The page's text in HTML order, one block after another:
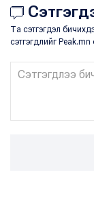
Та сэтгэгдэл
сэтгэгдлийг Peak.mn